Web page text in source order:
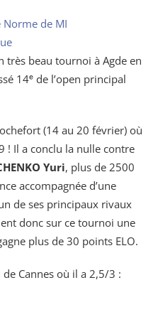
Norme de MI
très beau tournoi à Agde en
14ᵉ de l’open principal
(14 au 20 février) où
! Il a conclu la nulle contre
Yuri, plus de 2500
accompagnée d’une
de ses principaux rivaux
donc sur ce tournoi une
plus de 30 points ELO.
Cannes où il a 2,5/3 :